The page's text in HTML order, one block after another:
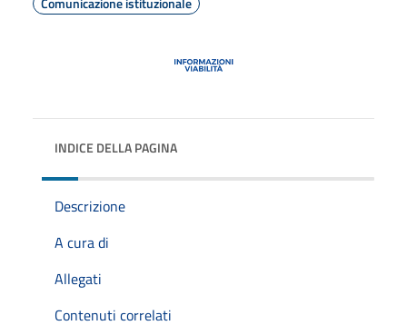
INDICE DELLA PAGINA
Descrizione
A cura di
Allegati
Contenuti correlati